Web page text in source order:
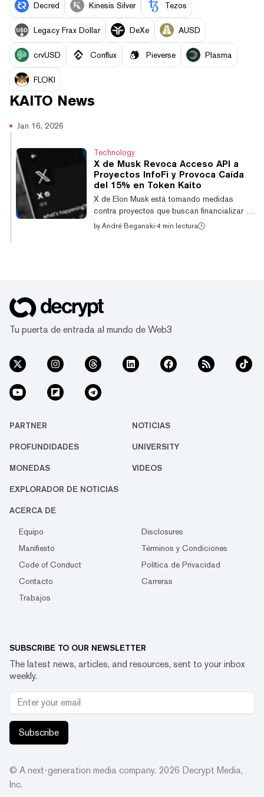
Decred Kinesis Silver Tezos
Legacy Frax Dollar DeXe AUSD
crvUSD Conflux Pieverse Plasma
FLOKI
KAITO News
Jan 16, 2026
Technology
X de Musk Revoca Acceso API a
Proyectos InfoFi y Provoca Caída
del 15% en Token Kaito
X de Elon Musk está tomando medidas
contra proyectos que buscan financializar la
atención de los usuarios en la plataforma
spam de respuestas en la plataforma".
Como parte de la iniciativa, Bier señaló que
X había revocado el acceso API para los...
by André Beganski·4 min lectura
Tu puerta de entrada al mundo de Web3
PARTNER NOTICIAS
PROFUNDIDADES UNIVERSITY
MONEDAS VIDEOS
EXPLORADOR DE NOTICIAS
ACERCA DE
Equipo
Disclosures
Manifiesto
Términos y Condiciones
Code of Conduct
Política de Privacidad
Contacto
Carreras
Trabajos
SUBSCRIBE TO OUR NEWSLETTER
The latest news, articles, and resources, sent to your inbox
weekly.
Subscribe
© A next-generation media company. 2026 Decrypt Media,
Inc.